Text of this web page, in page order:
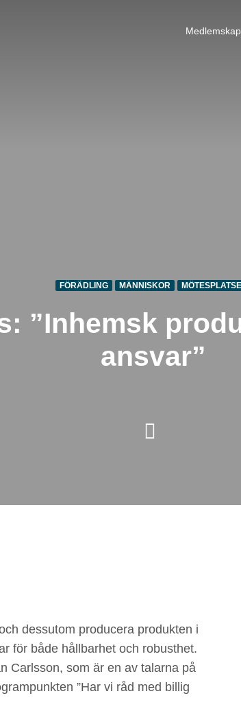
FÖRÄDLING MÄNNISKOR
”Inhemsk
ansvar”
dessutom producera produkten i
för både hållbarhet och robusthet.
Carlsson, som är en av talarna på
”Har vi råd med billig